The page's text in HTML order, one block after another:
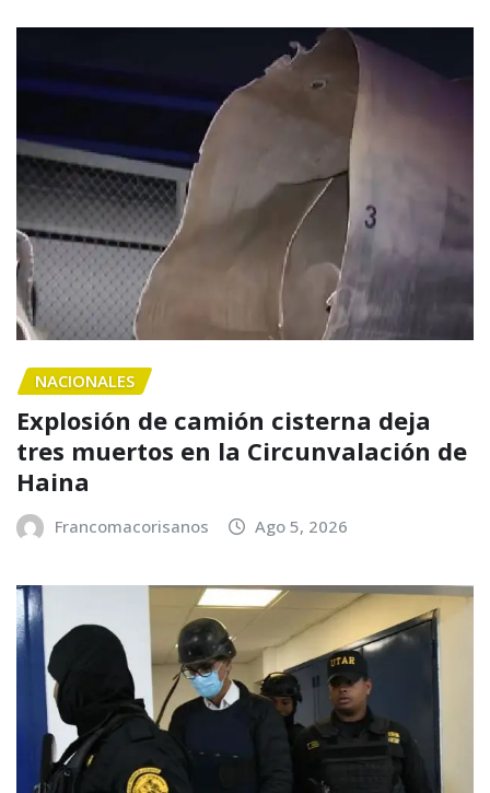
NACIONALES
Explosión de camión cisterna deja
tres muertos en la Circunvalación de
Haina
Francomacorisanos Ago 5, 2026